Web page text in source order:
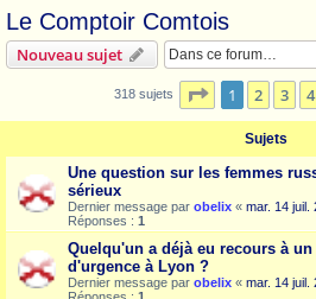
Le Comptoir Comtois
Nouveau sujet
318 sujets Page 1sur7
1 2 3 4
Sujets
Une question sur les femmes
sérieux
Dernier message par obelix « mar. 14 juil.
Réponses : 1
Quelqu'un a déjà eu recours à
d'urgence à Lyon ?
Dernier message par obelix « mar. 14 juil.